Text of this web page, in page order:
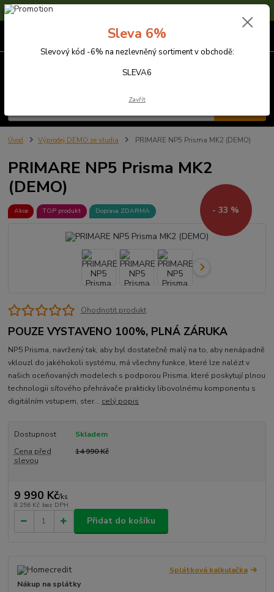
Sleva 6% na nezlevněné zboží s kódem SLEVA6
Úvod Výprodej DEMO ze studia PRIMARE NP5 Prisma MK2 (DEMO)
PRIMARE NP5 Prisma MK2
(DEMO)
Akce TOP produkt Doprava ZDARMA - 33 %
Ohodnotit produkt
POUZE VYSTAVENO 100%, PLNÁ ZÁRUKA
NP5 Prisma, navržený tak, aby byl dostatečně malý na to, aby nenápadně
vklouzl do jakéhokoli systému, má všechny funkce, které lze nalézt v
našich oceňovaných modelech s podporou Prisma, které poskytují plnou
technologii síťového přehrávače prakticky libovolnému komponentu s
digitálním vstupem, ster... celý popis
Dostupnost
Skladem
Cena před
slevou
14 990 Kč
9 990 Kč/ks
8 256 Kč bez DPH
Přidat do košíku
Splátková kalkulačka
Nákup na splátky
Sleva 6%
Slevový kód -6% na nezlevněný sortiment v obchodě:
SLEVA6
Zavřít